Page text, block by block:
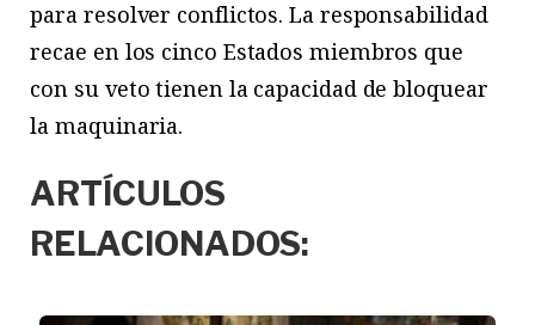
para resolver conflictos. La responsabilidad
recae en los cinco Estados miembros que
con su veto tienen la capacidad de bloquear
la maquinaria.
ARTÍCULOS
RELACIONADOS: